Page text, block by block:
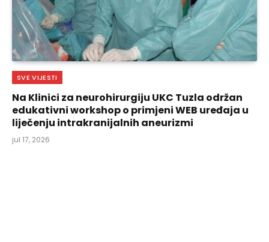
SVE VIJESTI
Na Klinici za neurohirurgiju UKC Tuzla održan
edukativni workshop o primjeni WEB uređaja u
liječenju intrakranijalnih aneurizmi
jul 17, 2026